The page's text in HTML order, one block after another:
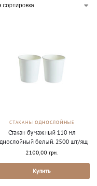
СТАКАНЫ ОДНОСЛОЙНЫЕ
Стакан бумажный 110 мл
белый. 2500 шт/ящ
2100,00 грн.
Купить